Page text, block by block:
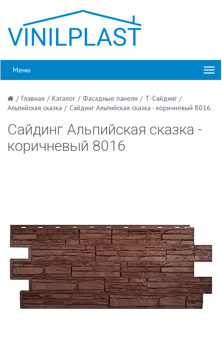
Меню
/ Главная / Каталог / Фасадные панели / Т-Сайдинг /
Альпийская сказка / Сайдинг Альпийская сказка - коричневый 8016
Сайдинг Альпийская сказка -
коричневый 8016